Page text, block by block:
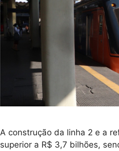
A construção da linha 2 e a
superior a R$ 3,7 bilhões,